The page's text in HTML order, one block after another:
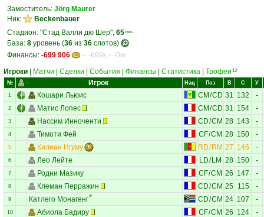
Заместитель: Jörg Maurer
Ник:
Beckenbauer
Стадион: "Стад Валли дю Шер", 65тыс.
База: 8 уровень (36 из 36 слотов)
Финансы: -699 906
= -699к = -0м
Игроки
Матчи Сделки События Финансы Статистика Трофеи 12
№ Игрок Нац Поз В С У
1 Кошари Льюис CM /CD 31 132 -
2 Матис Лопес CM /CD 31 154 -
3 Нассим Инноченти CD/CM 28 143 -
4 Тимоти Фей CF/CM 28 150 -
5 Килиан Нгуму RD/ RM 27 146 -
6 Лео Лейте LD/ LM 28 150 -
7 Родни Мазику CF/CM 26 147 -
8 Клеман Перражин CD/CM 25 115 -
9 Катлего Монагенг CD/CM 24 107 -
10 Абиола Бадиру CF/CM 26 124 -